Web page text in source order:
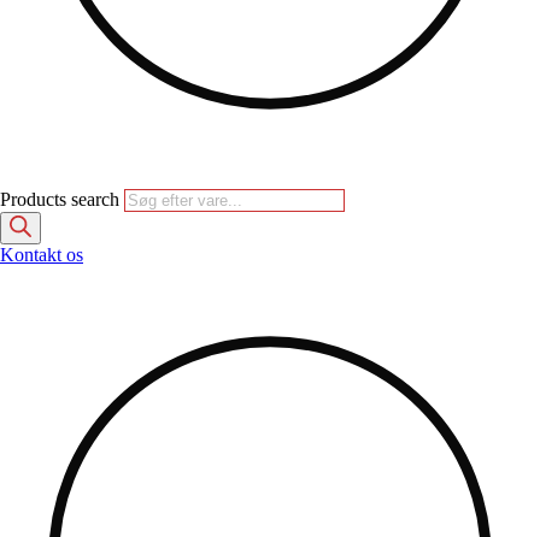
Products search
Kontakt os